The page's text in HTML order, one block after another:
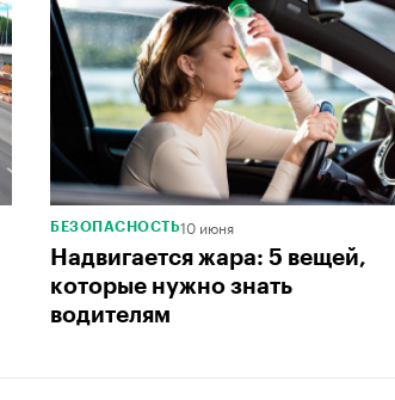
БЕЗОПАСНОСТЬ10 июня
Надвигается жара: 5 вещей,
которые нужно знать
водителям